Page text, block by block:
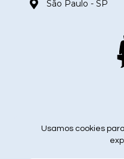
São Paulo - SP
siga
Usamos cookies